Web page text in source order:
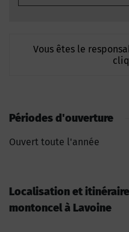
Vous êtes le
Périodes d'ouverture
Ouvert toute l'année
Localisation et
montoncel à Lavoine